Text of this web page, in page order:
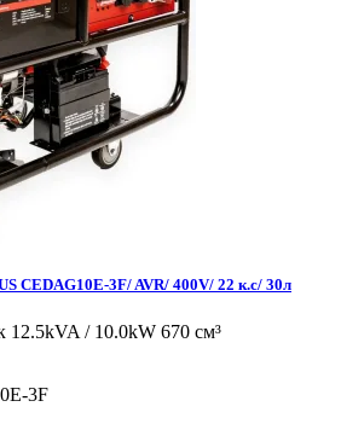
CEDAG10E-3F/ AVR/ 400V/ 22 к.с/ 30л
12.5kVA / 10.0kW 670 см³
3F